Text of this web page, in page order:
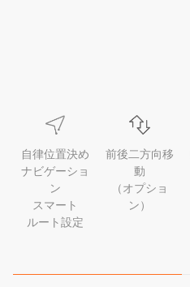
自律位置決め
ナビゲーショ
ン
スマート
ルート設定
前後二方向移
動
（オプショ
ン）